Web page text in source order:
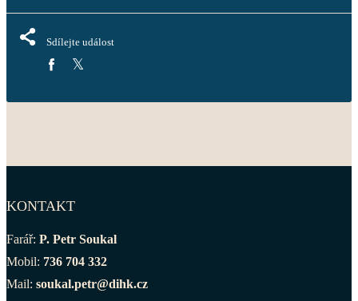
Sdílejte událost
KONTAKT
Farář: P. Petr Soukal
Mobil: 736 704 332
Mail: soukal.petr@dihk.cz